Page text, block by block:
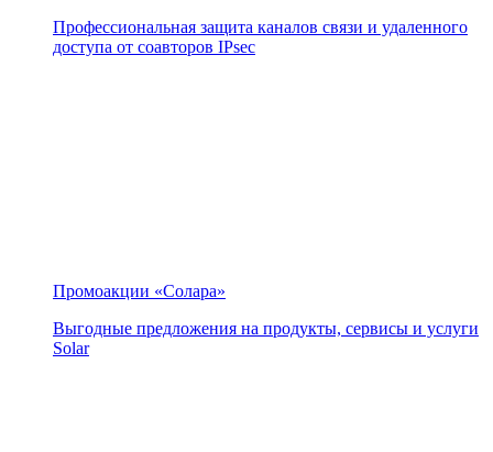
Профессиональная защита каналов связи и удаленного
доступа от соавторов IPsec
Промоакции «Солара»
Выгодные предложения на продукты, сервисы и услуги
Solar